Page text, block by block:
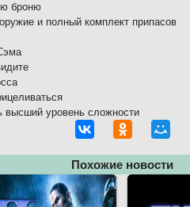
броню
и полный комплект припасов
высший уровень сложности
Похожие новости